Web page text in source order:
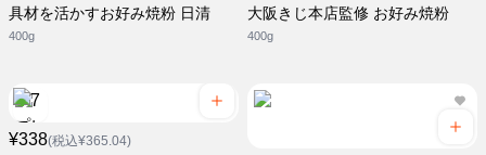
具材を活かすお好み焼粉 日清
400g
大阪きじ本店監修 お好み焼粉
400g
¥338(税込¥365.04)